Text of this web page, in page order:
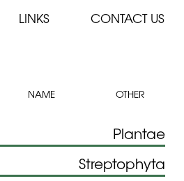
LINKS CONTACT US
NAME OTHER
Plantae
Streptophyta